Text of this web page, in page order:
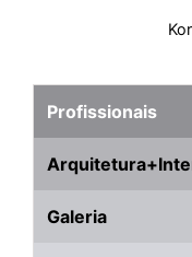
Profissionais
Galeria